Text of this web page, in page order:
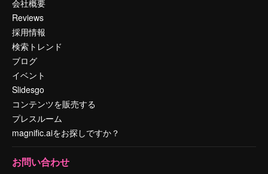
会社概要
Reviews
採用情報
検索トレンド
ブログ
イベント
Slidesgo
コンテンツを販売する
プレスルーム
magnific.aiをお探しですか？
お問い合わせ